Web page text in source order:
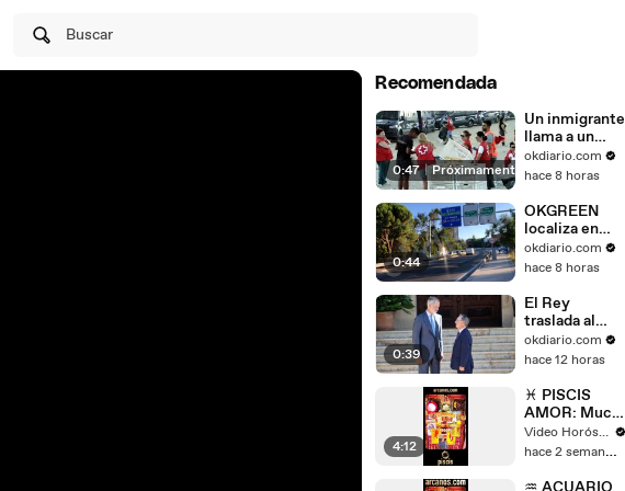
Buscar
Recomendada
0:47 | Próximamente
Un inmigrante
llama a un
amigo entre
carcajadas
venga a
Ceuta: "Se
descojona de
nosotros"
okdiario.com
hace 8 horas
0:44
OKGREEN
localiza en
Madrid el
nuevo radar
hasta con
3.000 euros a
los coches
más
contaminante
s
okdiario.com
hace 8 horas
0:39
El Rey
traslada al
presidente de
Ceuta su
personal" de
visitar la
ciudad
okdiario.com
hace 12 horas
4:12
♓ PISCIS
AMOR: Much
o cuidado con
una mentira |
una persona
Video Horóscopo Semanal de ARCANOS.COM
hace 2 semanas